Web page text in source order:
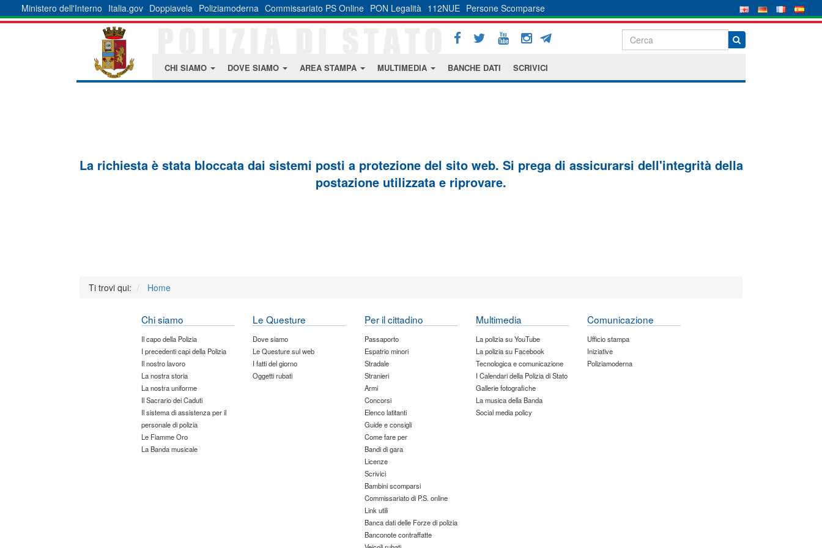
Ministero dell'Interno Italia.gov Doppiavela Poliziamoderna Commissariato PS Online PON Legalità 112NUE Persone Scomparse
CHI SIAMO DOVE SIAMO AREA STAMPA MULTIMEDIA BANCHE DATI SCRIVICI
La richiesta è stata bloccata dai sistemi posti a protezione del sito web. Si prega di assicurarsi dell'integrità della
postazione utilizzata e riprovare.
Ti trovi qui: Home
Chi siamo
Il capo della Polizia
I precedenti capi della Polizia
Il nostro lavoro
La nostra storia
La nostra uniforme
Il Sacrario dei Caduti
Il sistema di assistenza per il
personale di polizia
Le Fiamme Oro
La Banda musicale
Le Questure
Dove siamo
Le Questure sul web
I fatti del giorno
Oggetti rubati
Per il cittadino
Passaporto
Espatrio minori
Stradale
Stranieri
Armi
Concorsi
Elenco latitanti
Guide e consigli
Come fare per
Bandi di gara
Licenze
Scrivici
Bambini scomparsi
Commissariato di P.S. online
Link utili
Banca dati delle Forze di polizia
Banconote contraffatte
Multimedia
La polizia su YouTube
La polizia su Facebook
Tecnologica e comunicazione
I Calendari della Polizia di Stato
Gallerie fotografiche
La musica della Banda
Social media policy
Comunicazione
Ufficio stampa
Iniziative
Poliziamoderna